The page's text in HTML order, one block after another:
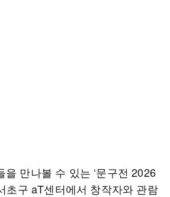
을 만나볼 수 있는 ‘문구전 2026
초구 aT센터에서 창작자와 관람